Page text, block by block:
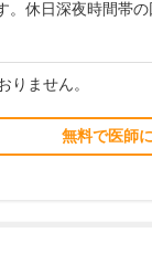
休日深夜時間帯の
りません。
無料で医師